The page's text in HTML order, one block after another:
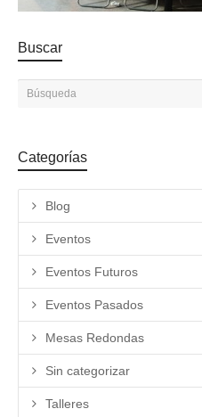
Buscar
Categorías
Blog
Eventos
Eventos Futuros
Eventos Pasados
Mesas Redondas
Sin categorizar
Talleres